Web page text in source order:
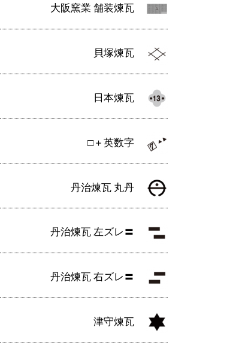
大阪窯業 舗装煉瓦
貝塚煉瓦
日本煉瓦
□＋英数字
丹治煉瓦 丸丹
丹治煉瓦 左ズレ〓
丹治煉瓦 右ズレ〓
津守煉瓦